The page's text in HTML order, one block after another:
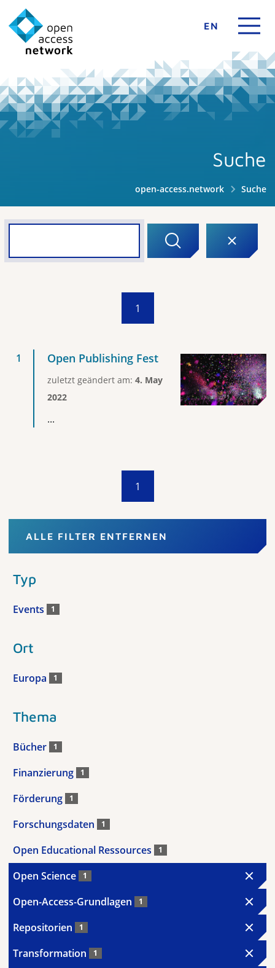
EN
Suche
open-access.network Suche
1
Open Publishing Fest
zuletzt geändert am: 4. May
2022
...
1
ALLE FILTER ENTFERNEN
Typ
Events 1
Ort
Europa 1
Thema
Bücher 1
Finanzierung 1
Förderung 1
Forschungsdaten 1
Open Educational Ressources 1
Open Science 1
Open-Access-Grundlagen 1
Repositorien 1
Transformation 1